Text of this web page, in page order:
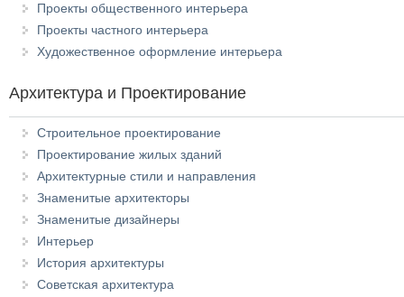
Проекты общественного интерьера
Проекты частного интерьера
Художественное оформление интерьера
Архитектура и Проектирование
Строительное проектирование
Проектирование жилых зданий
Архитектурные стили и направления
Знаменитые архитекторы
Знаменитые дизайнеры
Интерьер
История архитектуры
Советская архитектура